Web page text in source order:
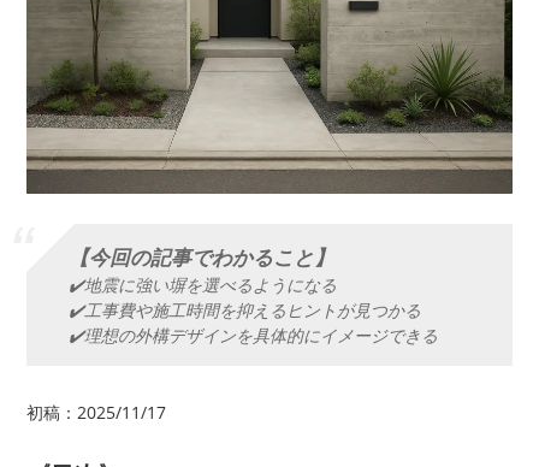
【今回の記事でわかること】
✔️地震に強い塀を選べるようになる
✔️工事費や施工時間を抑えるヒントが見つかる
✔️理想の外構デザインを具体的にイメージできる
初稿：2025/11/17